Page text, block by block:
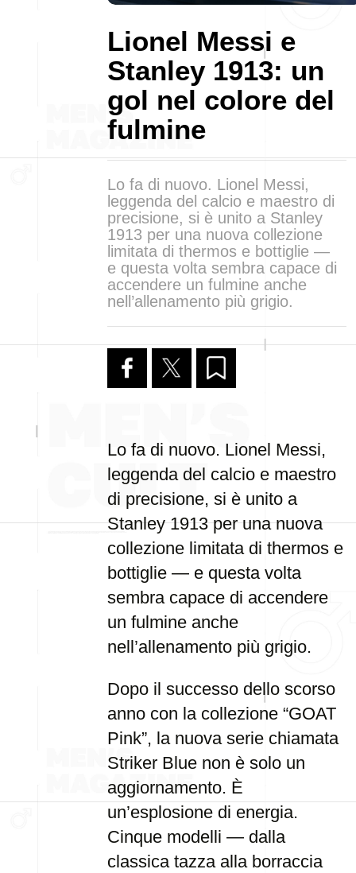
Lionel Messi e
Stanley 1913: un
gol nel colore del
fulmine
Lo fa di nuovo. Lionel Messi,
leggenda del calcio e maestro di
precisione, si è unito a Stanley
1913 per una nuova collezione
limitata di thermos e bottiglie —
e questa volta sembra capace di
accendere un fulmine anche
nell’allenamento più grigio.
Lo fa di nuovo. Lionel Messi,
leggenda del calcio e maestro
di precisione, si è unito a
Stanley 1913 per una nuova
collezione limitata di thermos e
bottiglie — e questa volta
sembra capace di accendere
un fulmine anche
nell’allenamento più grigio.
Dopo il successo dello scorso
anno con la collezione “GOAT
Pink”, la nuova serie chiamata
Striker Blue non è solo un
aggiornamento. È
un’esplosione di energia.
Cinque modelli — dalla
classica tazza alla borraccia